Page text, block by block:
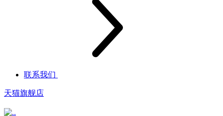
联系我们
天猫旗舰店